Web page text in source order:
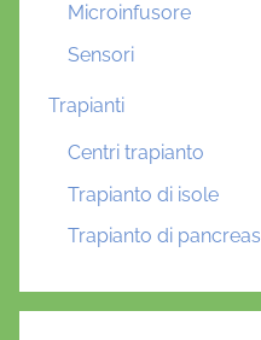
Microinfusore
Sensori
Trapianti
Centri trapianto
Trapianto di isole
Trapianto di pancreas